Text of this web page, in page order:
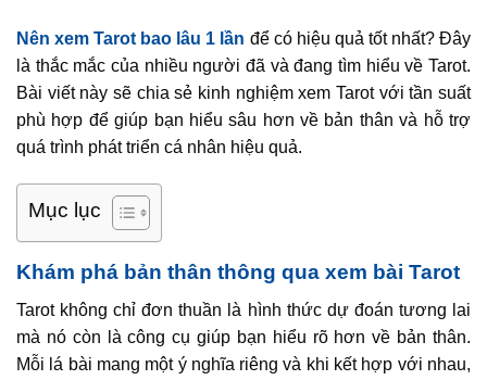
Nên xem Tarot bao lâu 1 lần để có hiệu quả tốt nhất? Đây
là thắc mắc của nhiều người đã và đang tìm hiểu về Tarot.
Bài viết này sẽ chia sẻ kinh nghiệm xem Tarot với tần suất
phù hợp để giúp bạn hiểu sâu hơn về bản thân và hỗ trợ
quá trình phát triển cá nhân hiệu quả.
Mục lục
Khám phá bản thân thông qua xem bài Tarot
Tarot không chỉ đơn thuần là hình thức dự đoán tương lai
mà nó còn là công cụ giúp bạn hiểu rõ hơn về bản thân.
Mỗi lá bài mang một ý nghĩa riêng và khi kết hợp với nhau,